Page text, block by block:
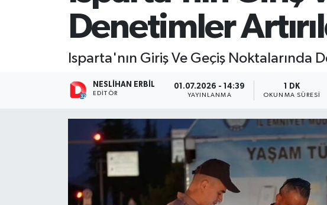
Denetimler
Isparta'nın Giriş Ve Geçiş Noktalarında
NESLIHAN ERBIL
EDITÖR
01.07.2026 - 14:39
YAYINLANMA
1 DK
OKUNMA SÜRESI
Süper Lig Puan Durumu ve Fikstür
Son Dakika Haberleri